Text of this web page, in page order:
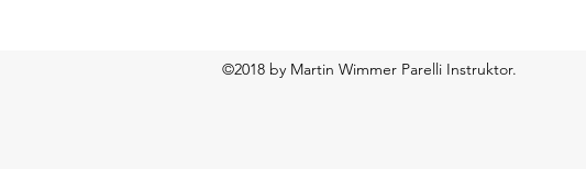
©2018 by Martin Wimmer Parelli Instruktor.